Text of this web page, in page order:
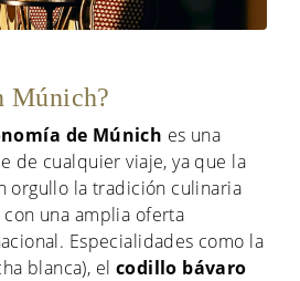
Múnich?
de Múnich es una
de cualquier viaje, ya que la
orgullo la tradición culinaria
una amplia oferta
Especialidades como la
blanca), el codillo bávaro